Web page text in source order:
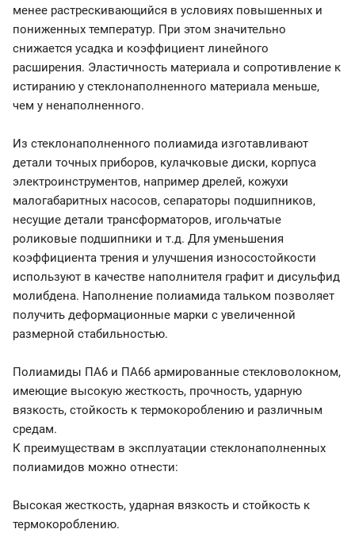
менее растрескивающийся в условиях повышенных и
пониженных температур. При этом значительно
снижается усадка и коэффициент линейного
расширения. Эластичность материала и сопротивление к
истиранию у стеклонаполненного материала меньше,
чем у ненаполненного.
Из стеклонаполненного полиамида изготавливают
детали точных приборов, кулачковые диски, корпуса
электроинструментов, например дрелей, кожухи
малогабаритных насосов, сепараторы подшипников,
несущие детали трансформаторов, игольчатые
роликовые подшипники и т.д. Для уменьшения
коэффициента трения и улучшения износостойкости
используют в качестве наполнителя графит и дисульфид
молибдена. Наполнение полиамида тальком позволяет
получить деформационные марки с увеличенной
размерной стабильностью.
Полиамиды ПА6 и ПА66 армированные стекловолокном,
имеющие высокую жесткость, прочность, ударную
вязкость, стойкость к термокороблению и различным
средам.
К преимуществам в эксплуатации стеклонаполненных
полиамидов можно отнести:
Высокая жесткость, ударная вязкость и стойкость к
термокороблению.